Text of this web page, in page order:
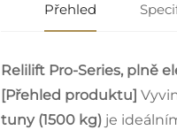
Přehled
Relilift Pro-Series, plně
[Přehled produktu]
tuny (1500 kg) je